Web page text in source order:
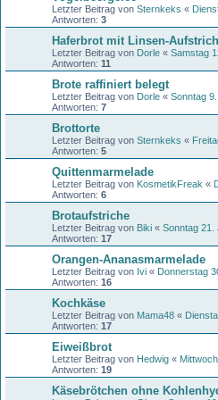
Letzter Beitrag von Sternkeks «
Antworten: 3
Haferbrot mit Linsen-Aufstrich
Letzter Beitrag von Dorle « Samstag
Antworten: 11
Brote raffiniert belegt
Letzter Beitrag von Dorle « Sonntag
Antworten: 7
Brottorte
Letzter Beitrag von Sternkeks «
Antworten: 5
Quittenmarmelade
Letzter Beitrag von KosmetikFreak «
Antworten: 6
Brotaufstriche
Letzter Beitrag von Biki « Sonntag 21.
Antworten: 17
Orangen-Ananasmarmelade
Letzter Beitrag von Ivi « Donnerstag
Antworten: 16
Kochkäse
Letzter Beitrag von Mama48 «
Antworten: 17
Eiweißbrot
Letzter Beitrag von Hedwig «
Antworten: 19
Käsebrötchen ohne